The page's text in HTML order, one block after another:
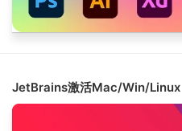
JetBrains激活Mac/Win/Linux